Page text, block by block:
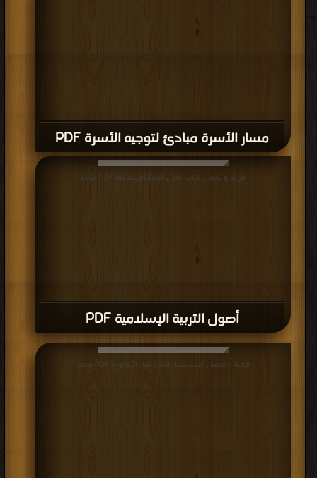
مسار الأسرة مبادئ لتوجيه الأسرة PDF
أصول التربية الإسلامية PDF
قراءة و تحميل كتاب أصول التربية الإسلامية PDF مجانا
قراءة و تحميل كتاب سبيل الغاية لنيل البكالوريا PDF مجانا